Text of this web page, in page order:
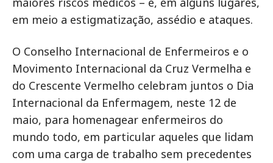
em meio a estigmatização, assédio e ataques.
O Conselho Internacional de Enfermeiros e o
Movimento Internacional da Cruz Vermelha e
do Crescente Vermelho celebram juntos o Dia
Internacional da Enfermagem, neste 12 de
maio, para homenagear enfermeiros do
mundo todo, em particular aqueles que lidam
com uma carga de trabalho sem precedentes